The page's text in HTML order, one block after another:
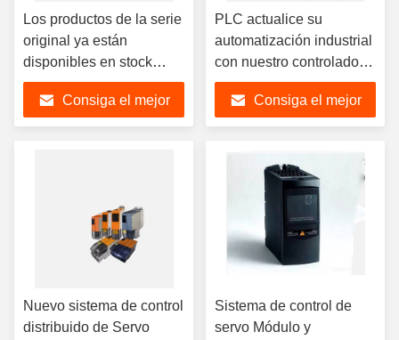
Los productos de la serie
original ya están
disponibles en stock
controlador de energía
nuevos módulosPLC hmi
plc 6GK5748-1FC00-
Consiga el mejor
PLC actualice su
automatización industrial
con nuestro controlador
lógico avanzado Hmi Plc
Modulo SP1402
Consiga el mejor
Nuevo sistema de control
distribuido de Servo
Sistema de control de
servo Módulo y